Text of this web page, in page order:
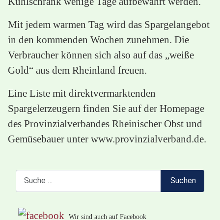
Mit jedem warmen Tag wird das Spargelangebot
in den kommenden Wochen zunehmen. Die
Verbraucher können sich also auf das „weiße
Gold“ aus dem Rheinland freuen.
Eine Liste mit direktvermarktenden
Spargelerzeugern finden Sie auf der Homepage
des Provinzialverbandes Rheinischer Obst und
Gemüsebauer unter www.provinzialverband.de.
Suchen
Wir sind auch auf Facebook